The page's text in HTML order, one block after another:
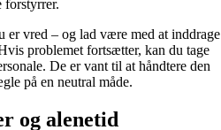
forstyrrer.
er vred – og lad være med at inddrage
problemet fortsætter, kan du tage
De er vant til at håndtere den
på en neutral måde.
og alenetid